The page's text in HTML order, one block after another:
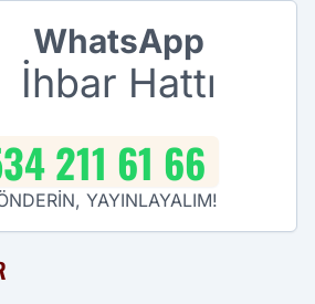
WhatsApp
İhbar Hattı
211 61 66
YAYINLAYALIM!